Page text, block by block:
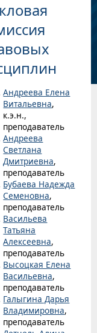
Андреева Елена
Витальевна,
к.э.н.,
преподаватель
Андреева
Светлана
Дмитриевна,
преподаватель
Бубаева Надежда
Семеновна,
преподаватель
Васильева
Татьяна
Алексеевна,
преподаватель
Высоцкая Елена
Васильевна,
преподаватель
Галыгина Дарья
Владимировна,
преподаватель